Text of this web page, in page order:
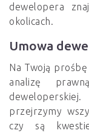
dewelopera
okolicach.
Umowa
Na Twoją
analizę
przejrzymy
czy są